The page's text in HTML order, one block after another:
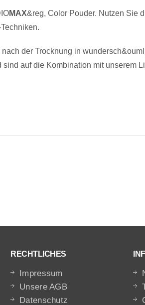
MAX&reg, Color Pouder. Nutzen Sie
der Trocknung in
auf die Kombination mit unserem
RECHTLICHES
Impressum
Unsere AGB
Datenschutz